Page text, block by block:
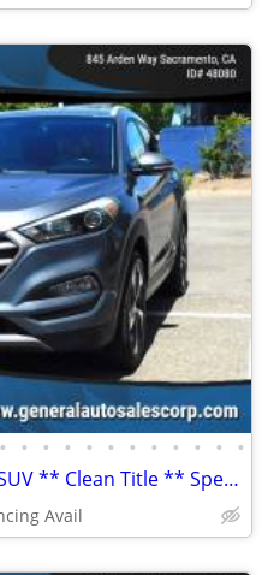
• • • • • • • • • • • •
2016 Hyundai Tucson Sport SUV ** Clean Title ** Special Financing Avai
Avail